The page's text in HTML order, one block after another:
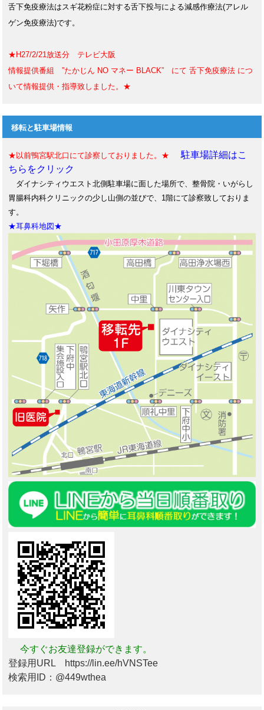
舌下免疫療法はスギ花粉症に対する舌下投与による減感作療法(アレル
ゲン免疫療法)です。
★H27/2/21放送分 テレビ大阪
情報提供番組 ”たかじん NO マネー BLACK” にて 舌下免疫療法 につ
いて情報提供・指導致しました。★
移転と駐車場情報
★以前鴨宮駅北口にて診察しておりました。★
駐車場詳細はこ
ちらをクリック
ダイナシティウエスト北側駐車場に面した場所で、整骨院・いがらし
胃腸科内科クリニックの少し山側の並びで、1階にて診察致しておりま
す。
★耳鼻科地図★
今すぐお友達登録ができます。
登録用URL https://lin.ee/hVNSTee
検索用ID：@449wthea